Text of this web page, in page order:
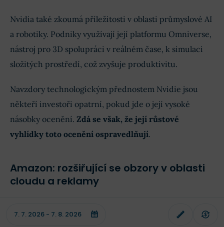
Nvidia také zkoumá příležitosti v oblasti průmyslové AI
a robotiky. Podniky využívají její platformu Omniverse,
nástroj pro 3D spolupráci v reálném čase, k simulaci
složitých prostředí, což zvyšuje produktivitu.
Navzdory technologickým přednostem Nvidie jsou
někteří investoři opatrní, pokud jde o její vysoké
násobky ocenění. Zdá se však, že její růstové
vyhlídky toto ocenění ospravedlňují.
Amazon: rozšiřující se obzory v oblasti
cloudu a reklamy